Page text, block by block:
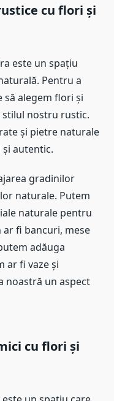
cu flori și
este un spațiu
Pentru a
să alegem flori și
stilul nostru rustic.
și pietre naturale
autentic.
gradinilor
naturale. Putem
naturale pentru
ar fi bancuri, mese
adăuga
ar fi vaze și
noastră un aspect
cu flori și